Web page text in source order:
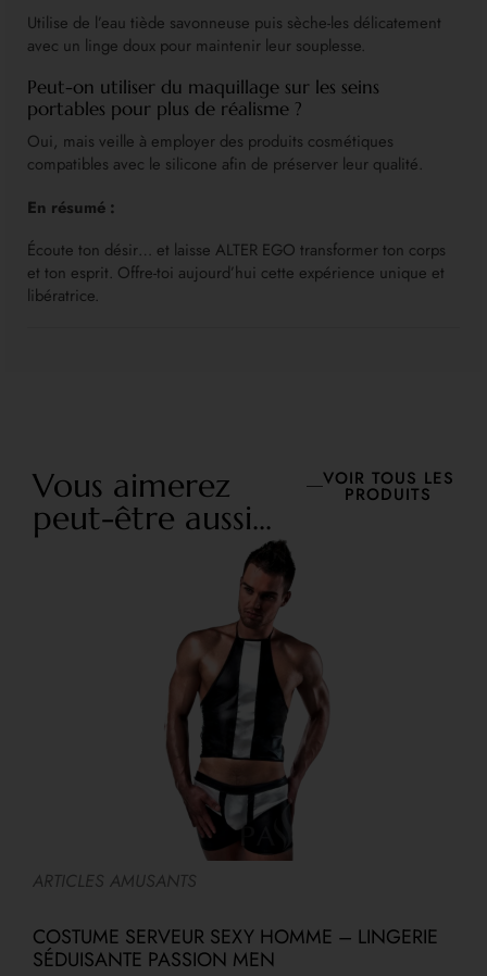
Utilise de l’eau tiède savonneuse puis sèche-les délicatement
avec un linge doux pour maintenir leur souplesse.
Peut-on utiliser du maquillage sur les seins
portables pour plus de réalisme ?
Oui, mais veille à employer des produits cosmétiques
compatibles avec le silicone afin de préserver leur qualité.
En résumé :
Écoute ton désir… et laisse ALTER EGO transformer ton corps
et ton esprit. Offre-toi aujourd’hui cette expérience unique et
libératrice.
Vous aimerez
peut-être aussi...
VOIR TOUS LES
PRODUITS
ARTICLES AMUSANTS
COSTUME SERVEUR SEXY HOMME – LINGERIE
SÉDUISANTE PASSION MEN